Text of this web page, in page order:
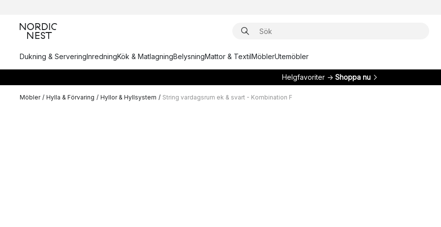
Dukning & ServeringInredningKök & MatlagningBelysningMattor & TextilMöblerUtemöbler
Helgfavoriter → Shoppa nu
Möbler / Hylla & Förvaring / Hyllor & Hyllsystem / String vardagsrum ek & svart - Kombination F